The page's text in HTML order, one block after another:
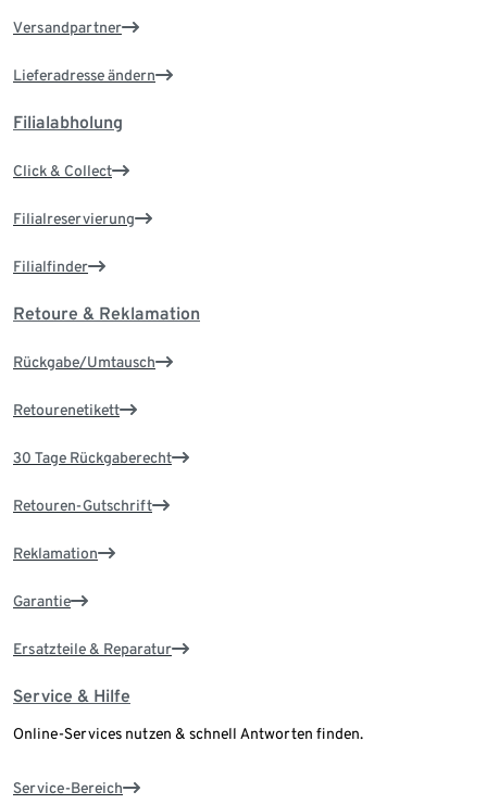
Versandpartner
Lieferadresse ändern
Filialabholung
Click & Collect
Filialreservierung
Filialfinder
Retoure & Reklamation
Rückgabe/Umtausch
Retourenetikett
30 Tage Rückgaberecht
Retouren-Gutschrift
Reklamation
Garantie
Ersatzteile & Reparatur
Service & Hilfe
Online-Services nutzen & schnell Antworten finden.
Service-Bereich